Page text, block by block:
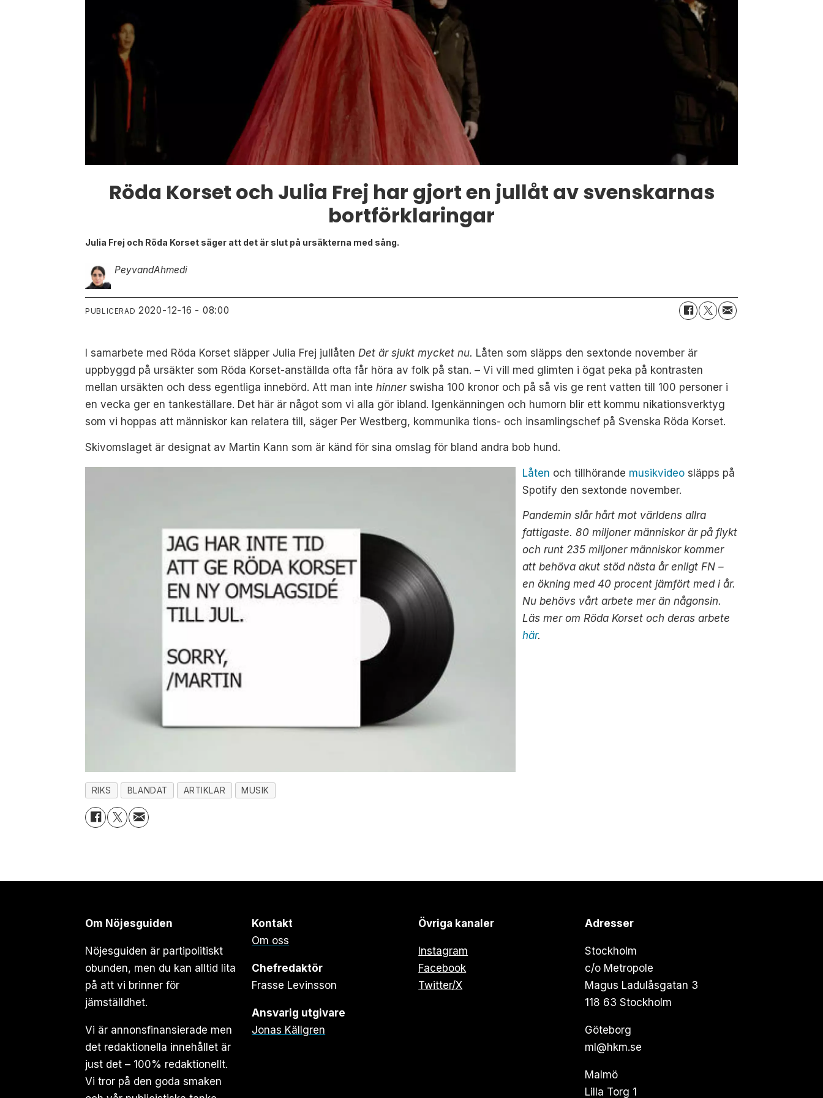
Röda Korset och Julia Frej har gjort en jullåt av svenskarnas
bortförklaringar
Julia Frej och Röda Korset säger att det är slut på ursäkterna med sång.
PeyvandAhmedi
PUBLICERAD 2020-12-16 - 08:00
I samarbete med Röda Korset släpper Julia Frej jullåtenDet är sjukt mycket nu. Låten som släpps den sextonde november är
uppbyggd på ursäkter som Röda Korset-anställda ofta får höra av folk på stan.– Vi vill med glimten i ögat peka på kontrasten
mellan ursäkten och dess egentliga innebörd. Att man intehinnerswisha 100 kronor och på så vis ge rent vatten till 100 personer i
en vecka ger entankeställare. Det här är något som vi alla gör ibland. Igenkänningen och humorn blir ett kommu nikationsverktyg
som vi hoppas att människor kan relatera till, säger Per Westberg, kommunika tions- och insamlingschef på Svenska Röda Korset.
Skivomslaget är designat av Martin Kann som är känd för sina omslag för bland andra bob hund.
Låten och tillhörande musikvideo släpps på
Spotify den sextonde november.
Pandemin slår hårt mot världens allra
fattigaste. 80 miljoner människor är på flykt
och runt 235miljoner människor kommer
att behöva akut stöd nästa år enligt FN –
en ökning med 40 procentjämfört med i år.
Nu behövs vårt arbete mer än någonsin.
Läs mer om Röda Korset och deras arbete
här.
RIKS BLANDAT ARTIKLAR MUSIK
Om Nöjesguiden
Nöjesguiden är partipolitiskt
obunden, men du kan alltid lita
på att vi brinner för
jämställdhet.
Vi är annonsfinansierade men
det redaktionella innehållet är
just det – 100% redaktionellt.
Vi tror på den goda smaken
Kontakt
Om oss
Chefredaktör
Frasse Levinsson
Ansvarig utgivare
Jonas Källgren
Övriga kanaler
Instagram
Facebook
Twitter/X
Adresser
Stockholm
c/o Metropole
Magus Ladulåsgatan 3
118 63 Stockholm
Göteborg
ml@hkm.se
Malmö
Lilla Torg 1